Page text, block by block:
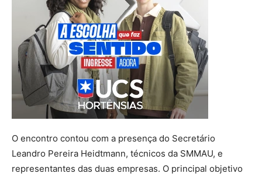
O encontro contou com a presença do Secretário
Leandro Pereira Heidtmann, técnicos da SMMAU, e
representantes das duas empresas. O principal objetivo